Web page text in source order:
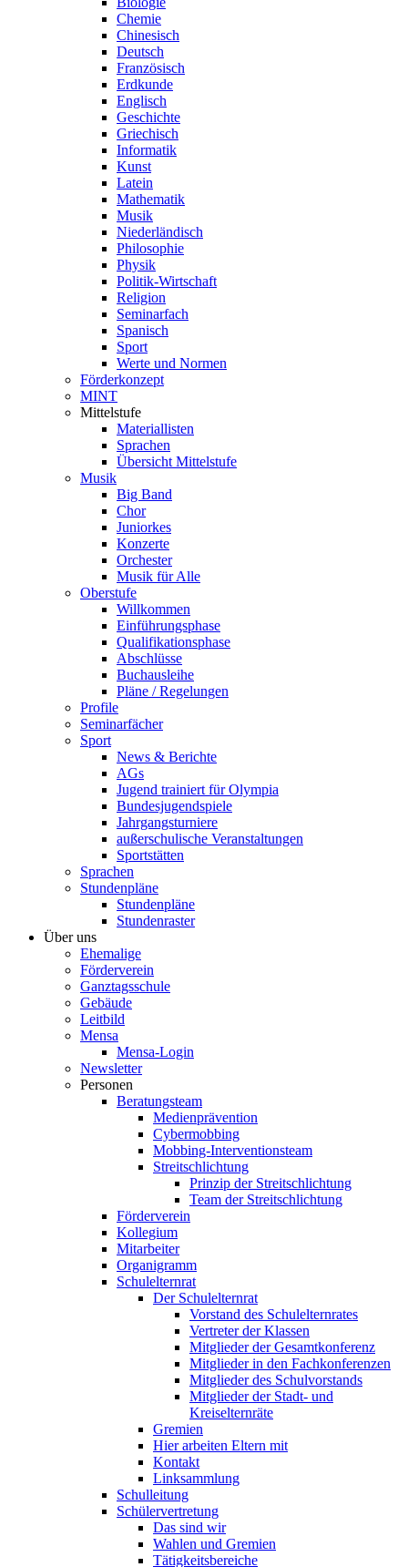
Chemie
Chinesisch
Deutsch
Französisch
Erdkunde
Englisch
Geschichte
Griechisch
Informatik
Kunst
Latein
Mathematik
Musik
Niederländisch
Philosophie
Physik
Politik-Wirtschaft
Religion
Seminarfach
Spanisch
Sport
Werte und Normen
Förderkonzept
MINT
Mittelstufe
Materiallisten
Sprachen
Übersicht Mittelstufe
Musik
Big Band
Chor
Juniorkes
Konzerte
Orchester
Musik für Alle
Oberstufe
Willkommen
Einführungsphase
Qualifikationsphase
Abschlüsse
Buchausleihe
Pläne / Regelungen
Profile
Seminarfächer
Sport
News & Berichte
AGs
Jugend trainiert für Olympia
Bundesjugendspiele
Jahrgangsturniere
außerschulische Veranstaltungen
Sportstätten
Sprachen
Stundenpläne
Stundenpläne
Stundenraster
Über uns
Ehemalige
Förderverein
Ganztagsschule
Gebäude
Leitbild
Mensa
Mensa-Login
Newsletter
Personen
Beratungsteam
Medienprävention
Cybermobbing
Mobbing-Interventionsteam
Streitschlichtung
Prinzip der Streitschlichtung
Team der Streitschlichtung
Förderverein
Kollegium
Mitarbeiter
Organigramm
Schulelternrat
Der Schulelternrat
Vorstand des Schulelternrates
Vertreter der Klassen
Mitglieder der Gesamtkonferenz
Mitglieder in den Fachkonferenzen
Mitglieder des Schulvorstands
Mitglieder der Stadt- und
Kreiselternräte
Gremien
Hier arbeiten Eltern mit
Kontakt
Linksammlung
Schulleitung
Schülervertretung
Das sind wir
Wahlen und Gremien
Tätigkeitsbereiche